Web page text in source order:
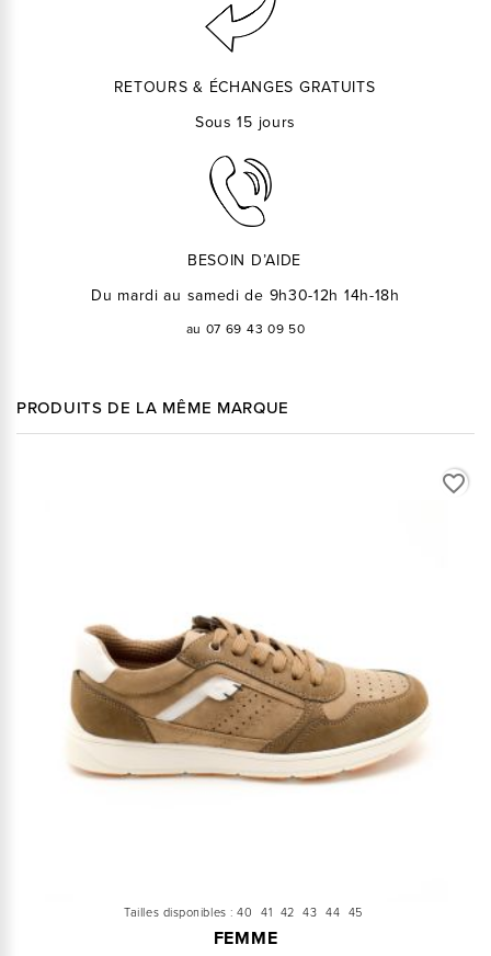
RETOURS & ÉCHANGES GRATUITS
Sous 15 jours
BESOIN D’AIDE
Du mardi au samedi de 9h30-12h 14h-18h
au 07 69 43 09 50
PRODUITS DE LA MÊME MARQUE
Tailles disponibles : 40 41 42 43 44 45
FEMME
favorite_border